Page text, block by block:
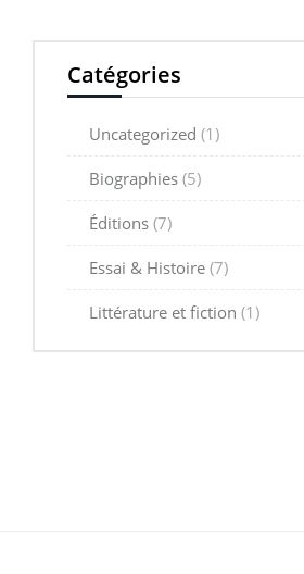
Catégories
Uncategorized (1)
Biographies (5)
Éditions (7)
Essai & Histoire (7)
Littérature et fiction (1)